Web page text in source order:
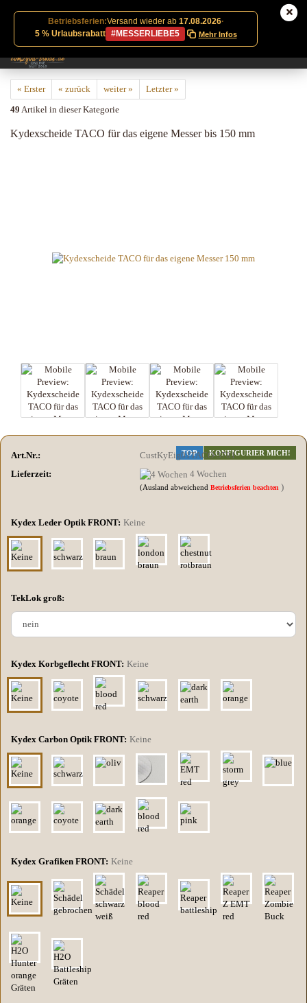
Betriebsferien:Versand wieder ab 17.08.2026·
5 % Urlaubsrabatt
#MESSERLIEBE5 Mehr Infos
« Erster « zurück weiter »
Letzter »
49 Artikel in dieser Kategorie
Kydexscheide TACO für das eigene Messer bis 150 mm
TOP KONFIGURIER MICH!
Art.Nr.:
CustKyEig01TACO-3781
Lieferzeit:
4 Wochen
(Ausland abweichendBetriebsferien beachten )
Kydex Leder Optik FRONT: Keine
TekLok groß:
Kydex Korbgeflecht FRONT: Keine
Kydex Carbon Optik FRONT: Keine
Kydex Grafiken FRONT: Keine